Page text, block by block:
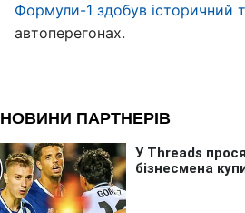
Формули-1 здобув історичний
автоперегонах.